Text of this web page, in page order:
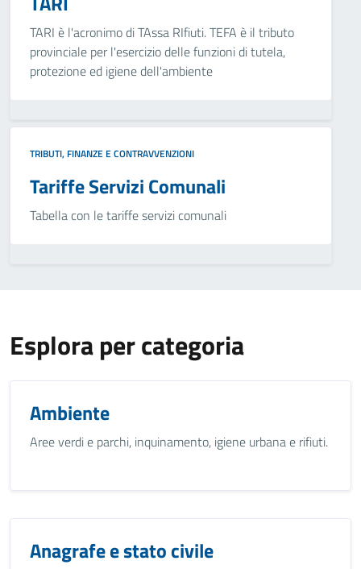
TARI è l'acronimo di TAssa RIfiuti. TEFA è il tributo
provinciale per l'esercizio delle funzioni di tutela,
protezione ed igiene dell'ambiente
TRIBUTI, FINANZE E CONTRAVVENZIONI
Tariffe Servizi Comunali
Tabella con le tariffe servizi comunali
Esplora per categoria
Ambiente
Aree verdi e parchi, inquinamento, igiene urbana e rifiuti.
Anagrafe e stato civile